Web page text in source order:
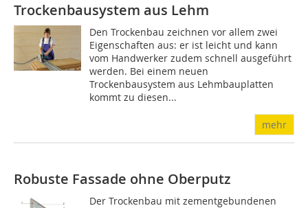
Trockenbausystem aus Lehm
Den Trockenbau zeichnen vor allem zwei
Eigenschaften aus: er ist leicht und kann
vom Handwerker zudem schnell ausgeführt
werden. Bei einem neuen
Trockenbausystem aus Lehmbauplatten
kommt zu diesen...
mehr
Robuste Fassade ohne Oberputz
Der Trockenbau mit zementgebundenen